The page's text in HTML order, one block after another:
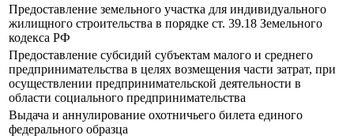
Предоставление земельного участка для индивидуального
жилищного строительства в порядке ст. 39.18 Земельного
кодекса РФ
Предоставление субсидий субъектам малого и среднего
предпринимательства в целях возмещения части затрат, при
осуществлении предпринимательской деятельности в
области социального предпринимательства
Выдача и аннулирование охотничьего билета единого
федерального образца